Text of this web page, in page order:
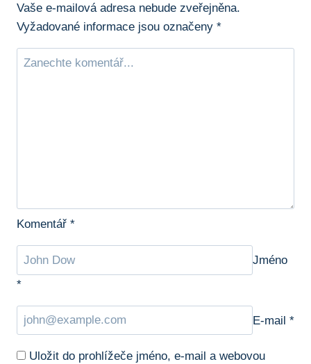
ZMÍRNIT
BOLEST
ZLEPŠIT
POHYB
Vaše e-mailová adresa nebude zveřejněna.
Vyžadované informace jsou označeny *
Komentář *
Jméno
*
E-mail *
Uložit do prohlížeče jméno, e-mail a webovou